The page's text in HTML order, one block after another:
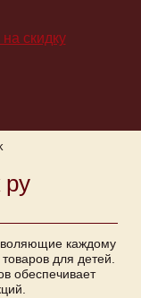
каждому
для детей.
обеспечивает